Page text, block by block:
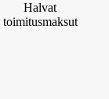
Halvat
toimitusmaksut